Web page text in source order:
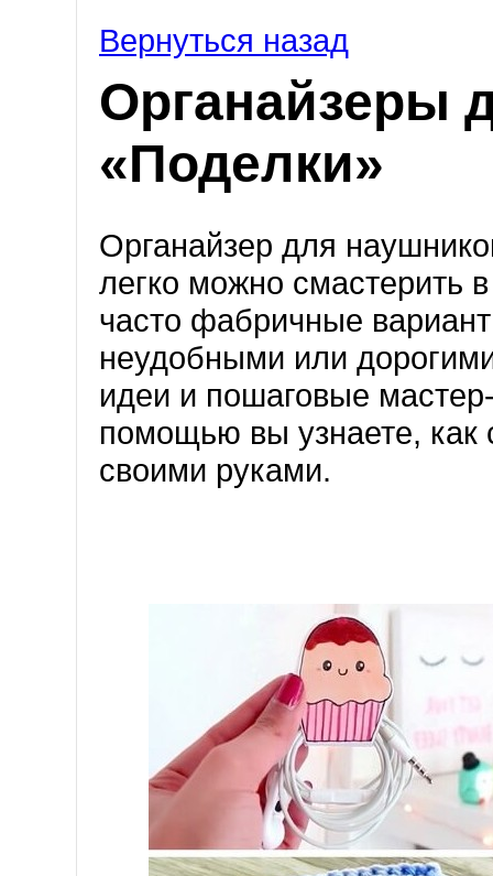
Вернуться назад
Органайзеры
«Поделки»
Органайзер для
легко можно смастерить
часто фабричные
неудобными или
идеи и пошаговые
помощью вы узнаете, как
своими руками.